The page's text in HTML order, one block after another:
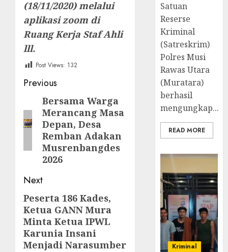
(18/11/2020) melalui
aplikasi zoom di
Ruang Kerja Staf Ahli
lll.
Post Views: 132
Post
navigation
Previous
Previous
post:
Bersama Warga
Merancang Masa
Depan, Desa
Remban Adakan
Musrenbangdes
2026
Next
Next
post:
Peserta 186 Kades,
Ketua GANN Mura
Minta Ketua IPWL
Karunia Insani
Menjadi Narasumber
Satuan
Reserse
Kriminal
(Satreskrim)
Polres Musi
Rawas Utara
(Muratara)
berhasil
mengungkap...
READ MORE
Kriminal